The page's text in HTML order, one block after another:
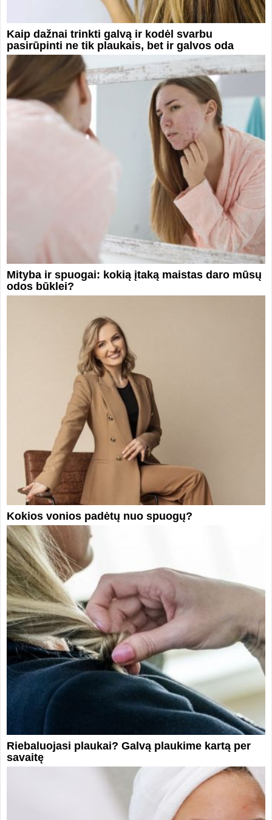
Kaip dažnai trinkti galvą ir kodėl svarbu
pasirūpinti ne tik plaukais, bet ir galvos oda
Mityba ir spuogai: kokią įtaką maistas daro mūsų
odos būklei?
Kokios vonios padėtų nuo spuogų?
Riebaluojasi plaukai? Galvą plaukime kartą per
savaitę